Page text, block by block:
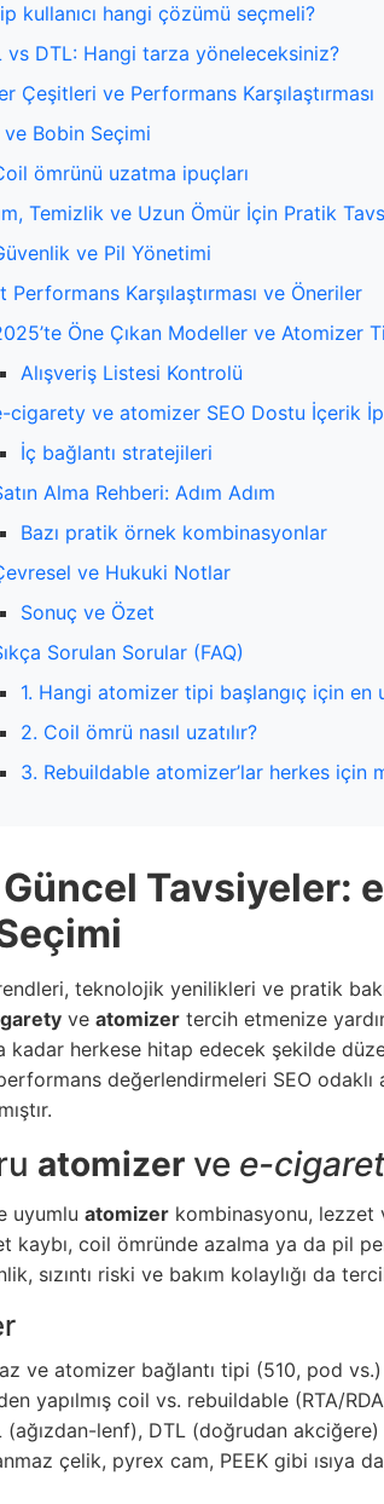
kullanıcı hangi çözümü seçmeli?
vs DTL: Hangi tarza yöneleceksiniz?
Çeşitleri ve Performans Karşılaştırması
Bobin Seçimi
ömrünü uzatma ipuçları
Temizlik ve Uzun Ömür İçin Pratik
ve Pil Yönetimi
Performans Karşılaştırması ve Öneriler
Öne Çıkan Modeller ve Atomizer
Alışveriş Listesi Kontrolü
cigarety ve atomizer SEO Dostu İçerik
İç bağlantı stratejileri
Alma Rehberi: Adım Adım
Bazı pratik örnek kombinasyonlar
ve Hukuki Notlar
Sonuç ve Özet
Sorulan Sorular (FAQ)
1. Hangi atomizer tipi başlangıç için en
2. Coil ömrü nasıl uzatılır?
3. Rebuildable atomizer’lar herkes için
Tavsiyeler:
teknolojik yenilikleri ve pratik
ve atomizer tercih etmenize
kadar herkese hitap edecek şekilde
performans değerlendirmeleri SEO
atomizer ve e-
uyumlu atomizer kombinasyonu, lezzet
kaybı, coil ömründe azalma ya da pil
sızıntı riski ve bakım kolaylığı da
ve atomizer bağlantı tipi (510, pod vs.)
yapılmış coil vs. rebuildable (RTA/
(ağızdan-lenf), DTL (doğrudan
çelik, pyrex cam, PEEK gibi ısıya